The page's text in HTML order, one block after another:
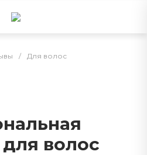
/ Для волос
волос